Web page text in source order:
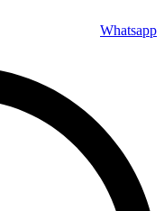
Whatsapp